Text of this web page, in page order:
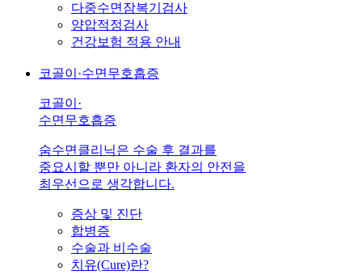
다중수면잠복기검사
양압적정검사
건강보험 적용 안내
코골이·수면무호흡증
코골이·
수면무호흡증
숨수면클리닉은 수술 후 결과를
중요시할 뿐만 아니라 환자의 안전을
최우선으로 생각합니다.
증상 및 진단
합병증
수술과 비수술
치유(Cure)란?